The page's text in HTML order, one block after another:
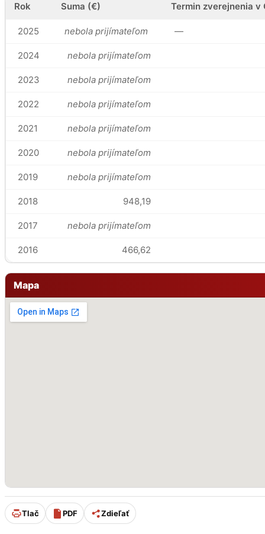
Rok Suma (€) Termin zverejnenia v
2025 nebola prijímateľom —
2024 nebola prijímateľom
2023 nebola prijímateľom
2022 nebola prijímateľom
2021 nebola prijímateľom
2020 nebola prijímateľom
2019 nebola prijímateľom
2018 948,19
2017 nebola prijímateľom
2016 466,62
Mapa
Tlač PDF Zdieľať